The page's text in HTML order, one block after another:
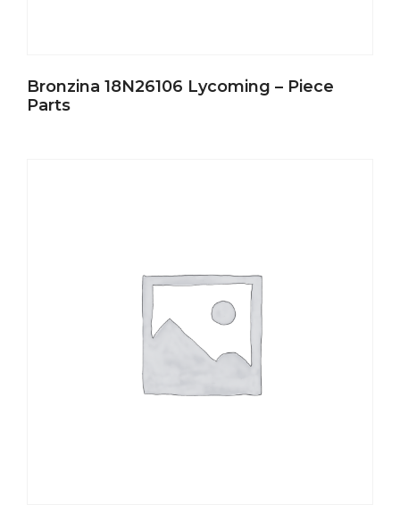
Bronzina 18N26106 Lycoming – Piece
Parts